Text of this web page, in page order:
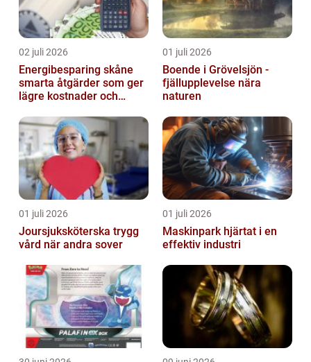
02 juli 2026
Energibesparing skåne
smarta åtgärder som ger
lägre kostnader och
01 juli 2026
Boende i Grövelsjön -
fjällupplevelse nära
naturen
01 juli 2026
Joursjuksköterska trygg
vård när andra sover
01 juli 2026
Maskinpark hjärtat i en
effektiv industri